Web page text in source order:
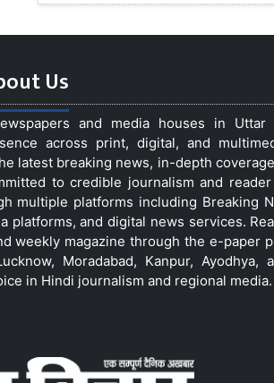
Us
and media houses in Uttar
across print, digital, and
latest breaking news, in-depth
to credible journalism and reader
multiple platforms including Breaking
platforms, and digital news services.
weekly magazine through the e-paper
Moradabad, Kanpur, Ayodhya,
in Hindi journalism and regional media.